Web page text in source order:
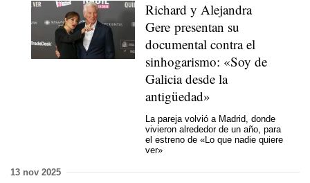
Richard y Alejandra
Gere presentan su
documental contra el
sinhogarismo: «Soy de
Galicia desde la
antigüedad»
La pareja volvió a Madrid, donde
vivieron alrededor de un año, para
el estreno de «Lo que nadie quiere
ver»
13 nov 2025